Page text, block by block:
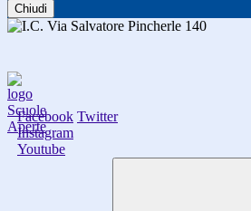
Chiudi
Facebook Twitter
Instagram
Youtube